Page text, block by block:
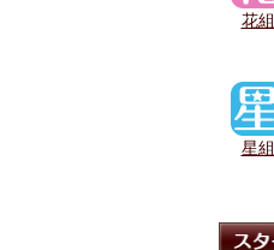
花組
星組